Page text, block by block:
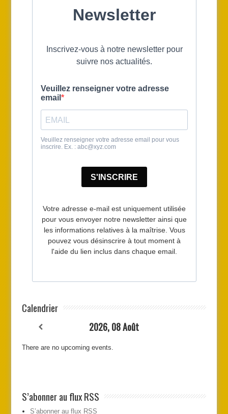
Calendrier
2026, 08 Août
There are no upcoming events.
S’abonner au flux RSS
S’abonner au flux RSS